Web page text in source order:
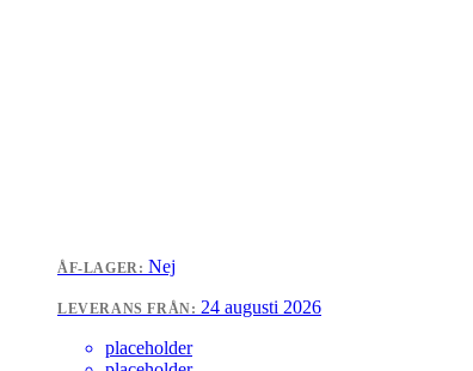
ÅF-LAGER: Nej
LEVERANS FRÅN: 24 augusti 2026
placeholder